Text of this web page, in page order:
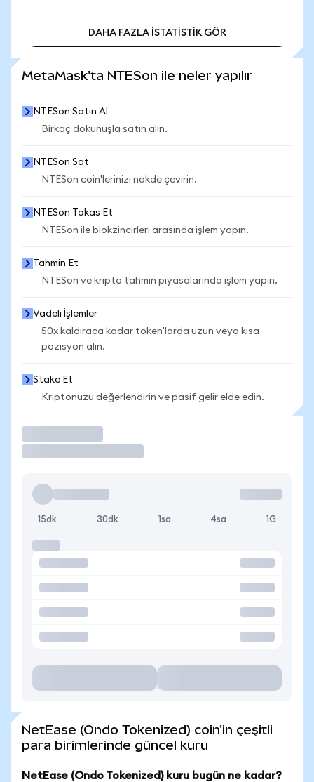
DAHA FAZLA İSTATİSTİK GÖR
MetaMask'ta NTESon ile neler yapılır
NTESon Satın Al
Birkaç dokunuşla satın alın.
NTESon Sat
NTESon coin'lerinizi nakde çevirin.
NTESon Takas Et
NTESon ile blokzincirleri arasında işlem yapın.
Tahmin Et
NTESon ve kripto tahmin piyasalarında işlem yapın.
Vadeli İşlemler
50x kaldıraca kadar token'larda uzun veya kısa
pozisyon alın.
Stake Et
Kriptonuzu değerlendirin ve pasif gelir elde edin.
15dk 30dk 1sa 4sa 1G
NetEase (Ondo Tokenized) coin'in çeşitli
para birimlerinde güncel kuru
NetEase (Ondo Tokenized) kuru bugün ne kadar?